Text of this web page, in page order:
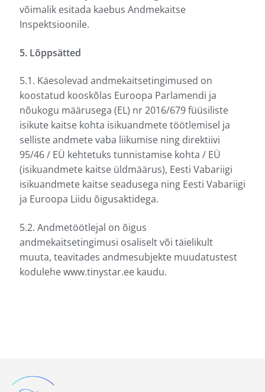
võimalik esitada kaebus Andmekaitse
Inspektsioonile.
5. Lõppsätted
5.1. Käesolevad andmekaitsetingimused on
koostatud kooskõlas Euroopa Parlamendi ja
nõukogu määrusega (EL) nr 2016/679 füüsiliste
isikute kaitse kohta isikuandmete töötlemisel ja
selliste andmete vaba liikumise ning direktiivi
95/46 / EÜ kehtetuks tunnistamise kohta / EÜ
(isikuandmete kaitse üldmäärus), Eesti Vabariigi
isikuandmete kaitse seadusega ning Eesti Vabariigi
ja Euroopa Liidu õigusaktidega.
5.2. Andmetöötlejal on õigus
andmekaitsetingimusi osaliselt või täielikult
muuta, teavitades andmesubjekte muudatustest
kodulehe www.tinystar.ee kaudu.